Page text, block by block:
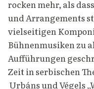
rocken mehr, als
und Arrangements
vielseitigen
Bühnenmusiken zu
Aufführungen
Zeit in serbischen
Urbáns und Végels